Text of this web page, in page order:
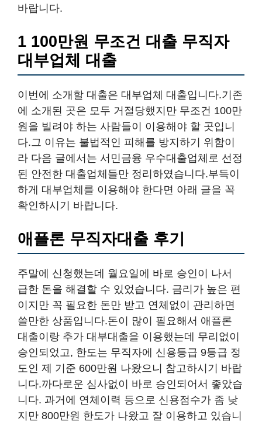
바랍니다.
1 100만원 무조건 대출 무직자
대부업체 대출
이번에 소개할 대출은 대부업체 대출입니다.기존
에 소개된 곳은 모두 거절당했지만 무조건 100만
원을 빌려야 하는 사람들이 이용해야 할 곳입니
다.그 이유는 불법적인 피해를 방지하기 위함이
라 다음 글에서는 서민금융 우수대출업체로 선정
된 안전한 대출업체들만 정리하였습니다.부득이
하게 대부업체를 이용해야 한다면 아래 글을 꼭
확인하시기 바랍니다.
애플론 무직자대출 후기
주말에 신청했는데 월요일에 바로 승인이 나서
급한 돈을 해결할 수 있었습니다. 금리가 높은 편
이지만 꼭 필요한 돈만 받고 연체없이 관리하면
쓸만한 상품입니다.돈이 많이 필요해서 애플론
대출이랑 추가 대부대출을 이용했는데 무리없이
승인되었고, 한도는 무직자에 신용등급 9등급 정
도인 제 기준 600만원 나왔으니 참고하시기 바랍
니다.까다로운 심사없이 바로 승인되어서 좋았습
니다. 과거에 연체이력 등으로 신용점수가 좀 낮
지만 800만원 한도가 나왔고 잘 이용하고 있습니